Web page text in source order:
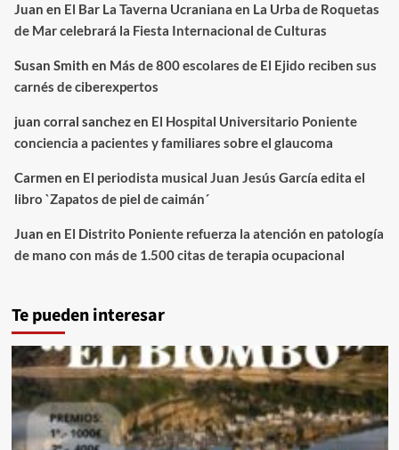
Juan en El Bar La Taverna Ucraniana en La Urba de Roquetas
de Mar celebrará la Fiesta Internacional de Culturas
Susan Smith en Más de 800 escolares de El Ejido reciben sus
carnés de ciberexpertos
juan corral sanchezen El Hospital Universitario Poniente
conciencia a pacientes y familiares sobre el glaucoma
Carmen en El periodista musical Juan Jesús García edita el
libro `Zapatos de piel de caimán´
Juan en El Distrito Poniente refuerza la atención en patología
de mano con más de 1.500 citas de terapia ocupacional
Te pueden interesar